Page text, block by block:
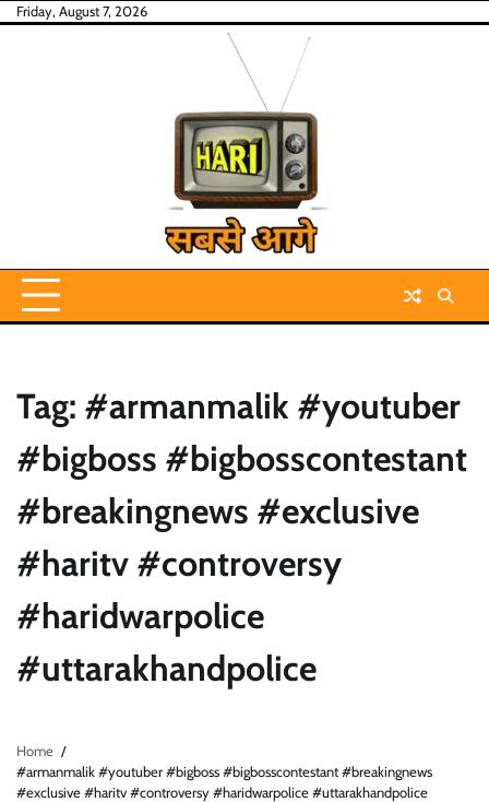
SkipFriday, August 7, 2026
Tag: #armanmalik #youtuber
#bigboss #bigbosscontestant
#breakingnews #exclusive
#haritv #controversy
#haridwarpolice
#uttarakhandpolice
Home
#armanmalik #youtuber #bigboss #bigbosscontestant #breakingnews
#exclusive #haritv #controversy #haridwarpolice #uttarakhandpolice